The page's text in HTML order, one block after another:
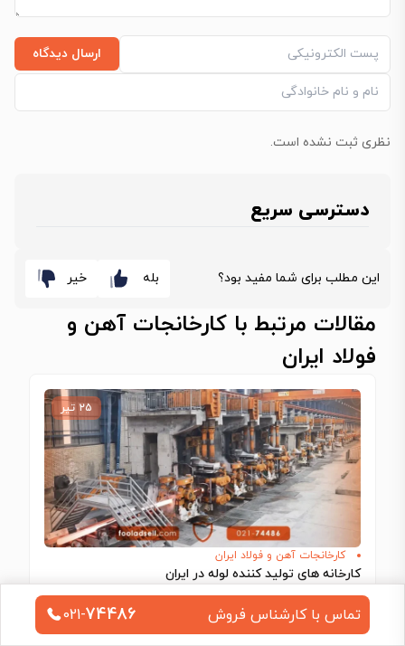
ارسال دیدگاه
نظری ثبت نشده است.
دسترسی سریع
این مطلب برای شما مفید بود؟ بله خیر
مقالات مرتبط با کارخانجات آهن و
فولاد ایران
۲۵ تیر
کارخانجات آهن و فولاد ایران
کارخانه های تولید کننده لوله در ایران
تولید انواع لوله و مقاطع فولادی مختلف، یکی از بزرگ‌ترین بخش‌های تولیدی را در…
ادامه مطلب تماس با کارشناس فروش 021-74486